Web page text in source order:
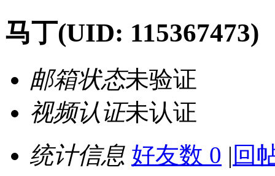
马丁(UID: 115367473)
邮箱状态未验证
视频认证未认证
统计信息 好友数 0 | 回